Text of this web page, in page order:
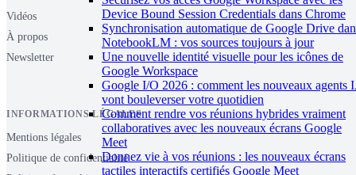
Device Bound Session Credentials dans Chrome
Synchronisation automatique de Google Drive
NotebookLM : vos sources toujours à jour
Une nouvelle identité visuelle pour les icônes de
Google Workspace
Google I/O 2026 : comment les nouveaux agents
vont bouleverser votre quotidien
Comment rendre vos réunions hybrides vraiment
collaboratives avec les nouveaux écrans Google
Meet
Donnez vie à vos réunions : les nouveaux écrans
tactiles interactifs certifiés Google Meet
Vidéos
À propos
Newsletter
INFORMATIONS LÉGALES
Mentions légales
Politique de confidentialité